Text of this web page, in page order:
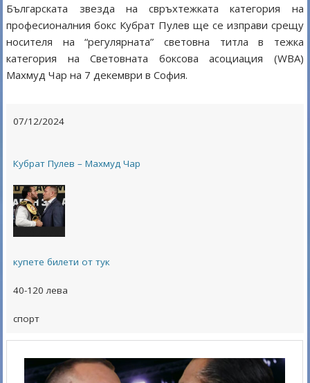
Българската звезда на свръхтежката категория на
професионалния бокс Кубрат Пулев ще се изправи срещу
носителя на “регулярната” световна титла в тежка
категория на Световната боксова асоциация (WBA)
Махмуд Чар на 7 декември в София.
07/12/2024
Кубрат Пулев – Махмуд Чар
купете билети от тук
40-120 лева
спорт